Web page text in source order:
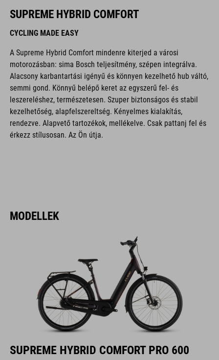
SUPREME HYBRID COMFORT
CYCLING MADE EASY
A Supreme Hybrid Comfort mindenre kiterjed a városi
motorozásban: sima Bosch teljesítmény, szépen integrálva.
Alacsony karbantartási igényű és könnyen kezelhető hub váltó,
semmi gond. Könnyű belépő keret az egyszerű fel- és
leszereléshez, természetesen. Szuper biztonságos és stabil
kezelhetőség, alapfelszereltség. Kényelmes kialakítás,
rendezve. Alapvető tartozékok, mellékelve. Csak pattanj fel és
érkezz stílusosan. Az Ön útja.
MODELLEK
SUPREME HYBRID COMFORT PRO 600